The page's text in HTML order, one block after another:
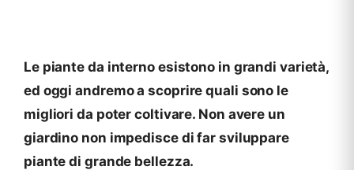
Le piante da interno esistono in grandi varietà,
ed oggi andremo a scoprire quali sono le
migliori da poter coltivare. Non avere un
giardino non impedisce di far sviluppare
piante di grande bellezza.